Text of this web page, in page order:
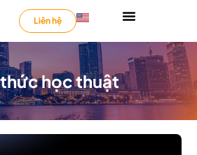
Liên hệ
học thuật